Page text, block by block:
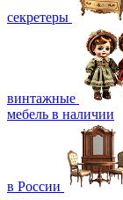
секретеры
винтажные
мебель в наличии
в России